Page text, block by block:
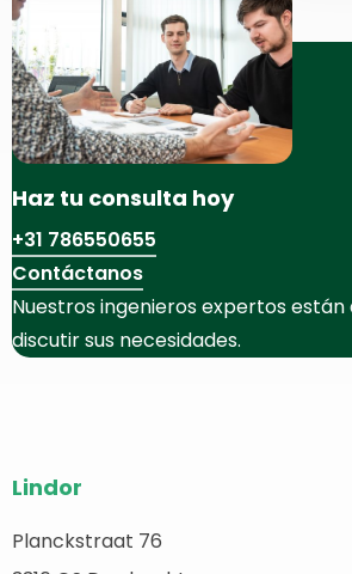
Haz tu consulta hoy
+31 786550655
Contáctanos
Nuestros ingenieros expertos están
discutir sus necesidades.
del
sitio
Lindor
Planckstraat 76